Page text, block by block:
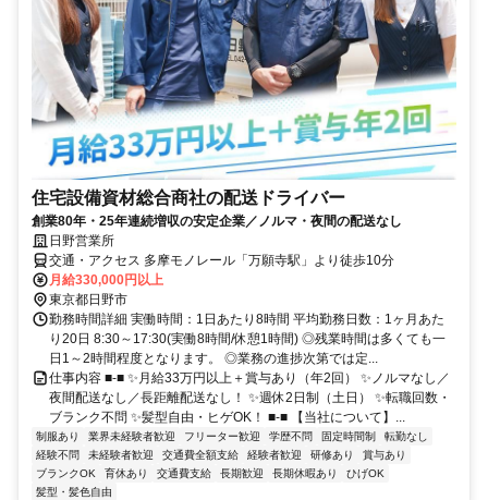
住宅設備資材総合商社の配送ドライバー
創業80年・25年連続増収の安定企業／ノルマ・夜間の配送なし
日野営業所
交通・アクセス 多摩モノレール「万願寺駅」より徒歩10分
月給330,000円以上
東京都日野市
勤務時間詳細 実働時間：1日あたり8時間 平均勤務日数：1ヶ月あた
り20日 8:30～17:30(実働8時間/休憩1時間) ◎残業時間は多くても一
日1～2時間程度となります。 ◎業務の進捗次第では定...
仕事内容 ■-■ ✨月給33万円以上＋賞与あり（年2回） ✨ノルマなし／
夜間配送なし／長距離配送なし！ ✨週休2日制（土日） ✨転職回数・
ブランク不問 ✨髪型自由・ヒゲOK！ ■-■ 【当社について】...
制服あり 業界未経験者歓迎 フリーター歓迎 学歴不問 固定時間制
転勤なし
経験不問
未経験者歓迎 交通費全額支給 経験者歓迎 研修あり
賞与あり
ブランクOK
育休あり 交通費支給 長期歓迎 長期休暇あり
ひげOK
髪型・髪色自由